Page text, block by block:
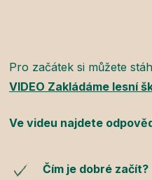
Pro začátek si můžete
VIDEO Zakládáme lesní
Ve videu najdete
Čím je dobré začít?